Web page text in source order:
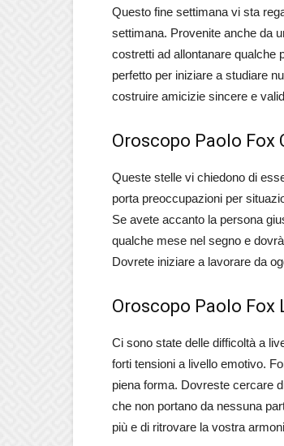
Questo fine settimana vi sta
settimana. Provenite anche da
costretti ad allontanare qualche
perfetto per iniziare a studiare
costruire amicizie sincere e
Oroscopo Paolo Fox
Queste stelle vi chiedono di
porta preoccupazioni per
Se avete accanto la persona
qualche mese nel segno e
Dovrete iniziare a lavorare da
Oroscopo Paolo Fox
Ci sono state delle difficoltà a
forti tensioni a livello emotivo.
piena forma. Dovreste cercare
che non portano da nessuna
più e di ritrovare la vostra